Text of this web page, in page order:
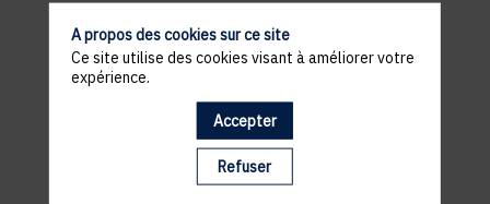
Il manque du contenu : rafraichissez votre navigateur
A propos des cookies sur ce site
Ce site utilise des cookies visant à améliorer votre
expérience.
Accepter
Refuser